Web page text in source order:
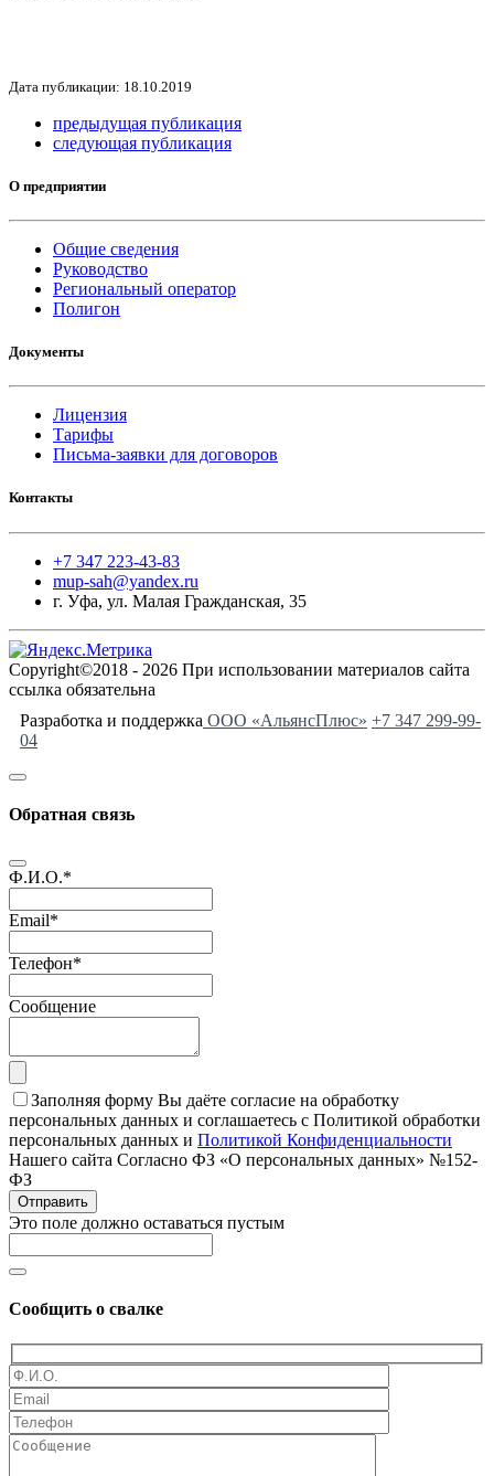
Дата публикации: 18.10.2019
предыдущая публикация
следующая публикация
О предприятии
Общие сведения
Руководство
Региональный оператор
Полигон
Документы
Лицензия
Тарифы
Письма-заявки для договоров
Контакты
+7 347 223-43-83
mup-sah@yandex.ru
г. Уфа, ул. Малая Гражданская, 35
Copyright©2018 - 2026 При использовании материалов сайта
ссылка обязательна
Разработка и поддержка ООО «АльянсПлюс» +7 347 299-99-
04
Обратная связь
Ф.И.О.*
Email*
Телефон*
Сообщение
Заполняя форму Вы даёте согласие на обработку
персональных данных и соглашаетесь с Политикой обработки
персональных данных и Политикой Конфиденциальности
Нашего сайта Согласно ФЗ «О персональных данных» №152-
ФЗ
Отправить
Это поле должно оставаться пустым
Сообщить о свалке